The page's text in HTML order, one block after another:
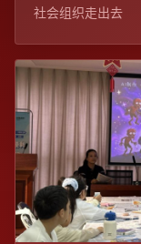
社会组织走出去